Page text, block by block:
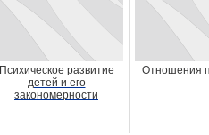
Психическое развитие
детей и его
закономерности
Отношения